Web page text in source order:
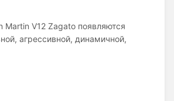
V12 Zagato появляются
агрессивной, динамичной,